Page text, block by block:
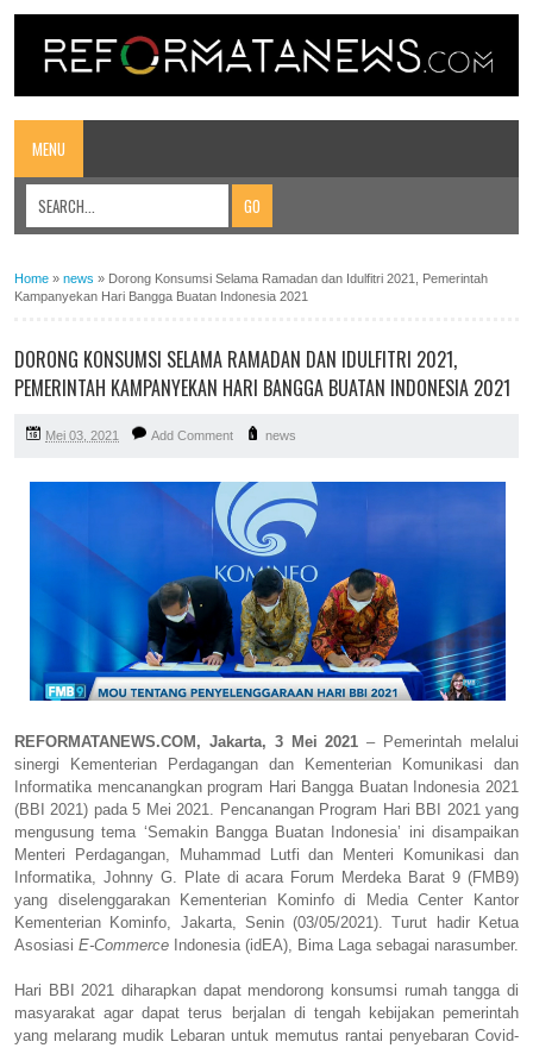
MENU
Home » news » Dorong Konsumsi Selama Ramadan dan Idulfitri 2021, Pemerintah
Kampanyekan Hari Bangga Buatan Indonesia 2021
DORONG KONSUMSI SELAMA RAMADAN DAN IDULFITRI 2021,
PEMERINTAH KAMPANYEKAN HARI BANGGA BUATAN INDONESIA 2021
Mei 03, 2021 Add Comment news
REFORMATANEWS.COM, Jakarta, 3 Mei 2021 – Pemerintah melalui
sinergi Kementerian Perdagangan dan Kementerian Komunikasi dan
Informatika mencanangkan program Hari Bangga Buatan Indonesia 2021
(BBI 2021) pada 5 Mei 2021. Pencanangan Program Hari BBI 2021 yang
mengusung tema ‘Semakin Bangga Buatan Indonesia’ ini disampaikan
Menteri Perdagangan, Muhammad Lutfi dan Menteri Komunikasi dan
Informatika, Johnny G. Plate di acara Forum Merdeka Barat 9 (FMB9)
yang diselenggarakan Kementerian Kominfo di Media Center Kantor
Kementerian Kominfo, Jakarta, Senin (03/05/2021). Turut hadir Ketua
Asosiasi E-Commerce Indonesia (idEA), Bima Laga sebagai narasumber.
Hari BBI 2021 diharapkan dapat mendorong konsumsi rumah tangga di
masyarakat agar dapat terus berjalan di tengah kebijakan pemerintah
yang melarang mudik Lebaran untuk memutus rantai penyebaran Covid-